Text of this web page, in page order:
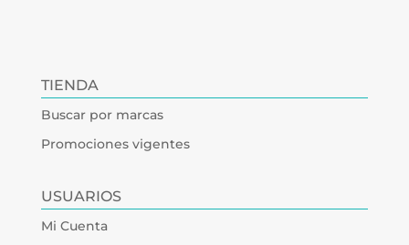
TIENDA
Buscar por marcas
Promociones vigentes
USUARIOS
Mi Cuenta